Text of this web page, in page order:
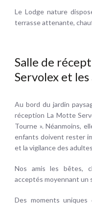
Le Lodge nature
terrasse attenante,
Salle de
Servolex et
Au bord du jardin
réception La Motte
Tourne ». Néanmoins,
enfants doivent rester
et la vigilance des
Nos amis les bêtes,
acceptés moyennant un
Des moments